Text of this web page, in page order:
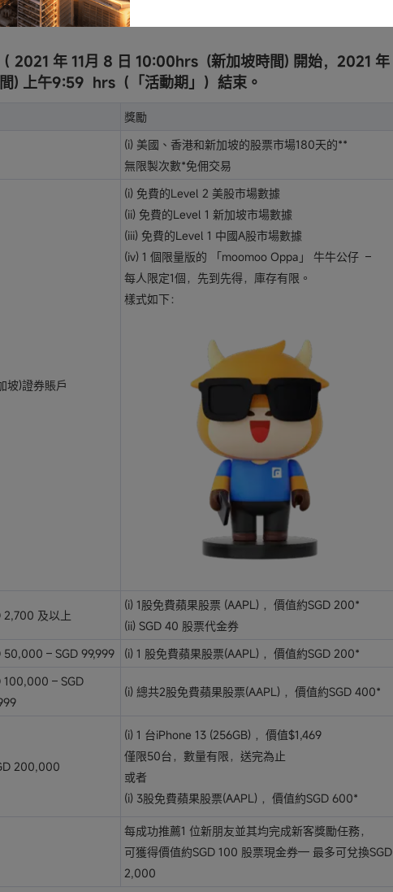
2021 年 11月 8 日 10:00hrs (新加坡時間) 開始， 2021 年
) 上午9:59 hrs（「活動期」）結束。
獎勵
(i) 美國、香港和新加坡的股票市場180天的**
無限製次數*免佣交易
坡)證券賬戶
(i) 免費的Level 2 美股市場數據
(ii) 免費的Level 1 新加坡市場數據
(iii) 免費的Level 1 中國A股市場數據
(iv) 1 個限量版的 「moomoo Oppa」 牛牛公仔 –
每人限定1個，先到先得，庫存有限。
樣式如下：
2,700 及以上
(i) 1股免費蘋果股票 (AAPL) ，價值約SGD 200*
(ii) SGD 40 股票代金券
50,000 – SGD 99,999
(i) 1 股免費蘋果股票(AAPL) ，價值約SGD 200*
100,000 – SGD
(i) 總共2股免費蘋果股票(AAPL) ，價值約SGD 400*
200,000
(i) 1 台iPhone 13 (256GB) ，價值$1,469
僅限50台，數量有限，送完為止
或者
(i) 3股免費蘋果股票(AAPL) ，價值約SGD 600*
每成功推薦1 位新朋友並其均完成新客獎勵任務，
可獲得價值約SGD 100 股票現金券— 最多可兌換SGD
2,000